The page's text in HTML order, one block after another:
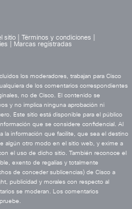
sitio Términos y condiciones
Marcas registradas
los moderadores, trabajan para Cisco
de los comentarios correspondientes
no de Cisco. El contenido se
y no implica ninguna aprobación ni
Este sitio está disponible para el público
que se considere confidencial. Al
la información que facilite, que sea el destino
algún otro modo en el sitio web, y exime a
el uso de dicho sitio. También reconoce el
exento de regalías y totalmente
de conceder sublicencias) de Cisco a
publicidad y morales con respecto al
se moderan. Los comentarios